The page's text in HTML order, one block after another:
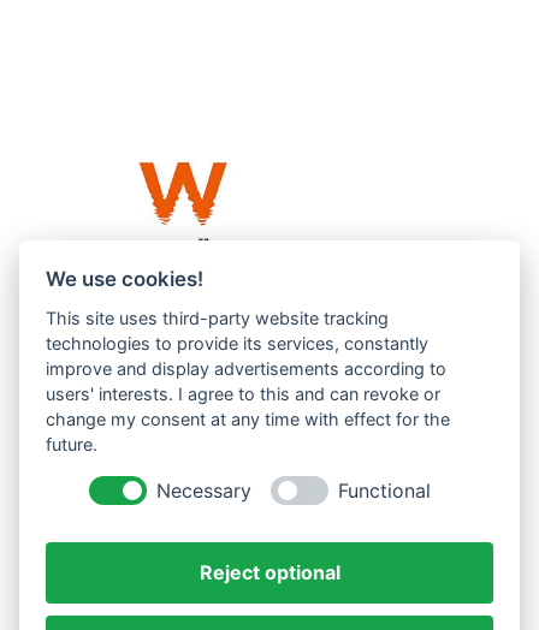
Westküste UG (haftungsbeschränkt)
Menzlingen 14 B
51503 Rösrath
Datenschutzerklärung
We use cookies!
This site uses third-party website tracking
technologies to provide its services, constantly
improve and display advertisements according to
users' interests. I agree to this and can revoke or
change my consent at any time with effect for the
future.
Necessary Functional
Reject optional